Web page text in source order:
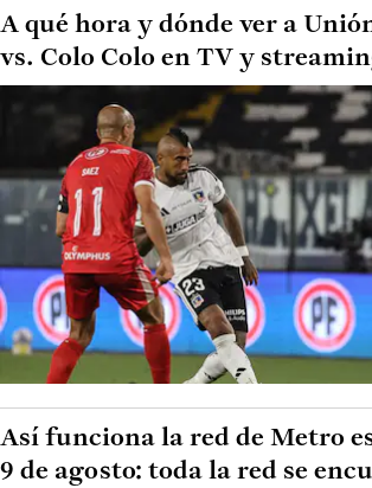
A qué hora y dónde ver a
vs. Colo Colo en TV y
Así funciona la red de Metro
9 de agosto: toda la red se